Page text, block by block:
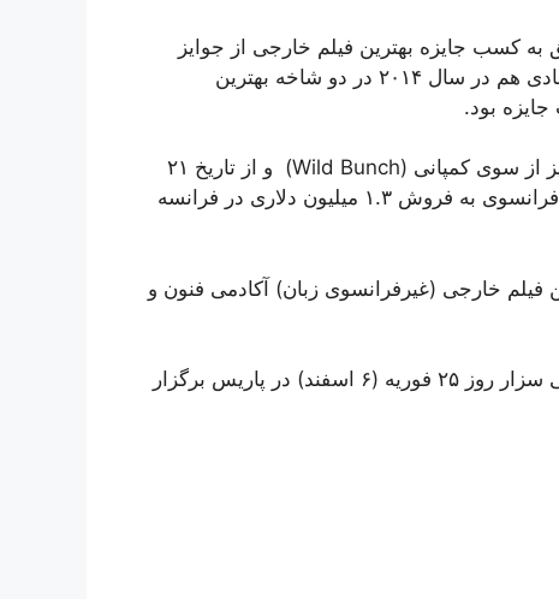
فیلم «جدایی» موفق به کسب جایزه بهترین فیلم خارجی از جوایز
سزار شده و با فیلم «گذشته» ساخته فرانسوی زبان فرهادی هم در سال ۲۰۱۴ در دو شاخه بهترین
بود.
فیلم «متری شیش و نیم» به کارگردانی سعید روستایی نیز از سوی کمپانی (Wild Bunch) و از تاریخ ۲۱
جولای اکران شد و با استقبال خوب منتقدان و مخاطبان فرانسوی به فروش ۱.۳ میلیون دلاری در فرانسه
خارجی (غیرفرانسوی زبان) آکادمی فنون و
مراسم اعطای جوایز چهل و هفتمین دوره جوایز سینمایی سزار روز ۲۵ فوریه (۶ اسفند) در پاریس برگزار